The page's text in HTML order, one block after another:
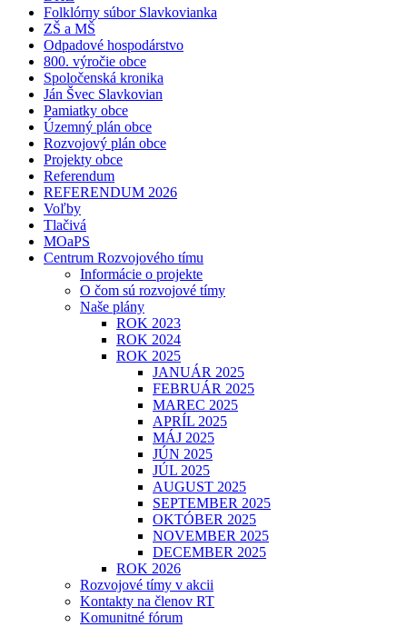
Folklórny súbor Slavkovianka
ZŠ a MŠ
Odpadové hospodárstvo
800. výročie obce
Spoločenská kronika
Ján Švec Slavkovian
Pamiatky obce
Územný plán obce
Rozvojový plán obce
Projekty obce
Referendum
REFERENDUM 2026
Voľby
Tlačivá
MOaPS
Centrum Rozvojového tímu
Informácie o projekte
O čom sú rozvojové tímy
Naše plány
ROK 2023
ROK 2024
ROK 2025
JANUÁR 2025
FEBRUÁR 2025
MAREC 2025
APRÍL 2025
MÁJ 2025
JÚN 2025
JÚL 2025
AUGUST 2025
SEPTEMBER 2025
OKTÓBER 2025
NOVEMBER 2025
DECEMBER 2025
ROK 2026
Rozvojové tímy v akcii
Kontakty na členov RT
Komunitné fórum